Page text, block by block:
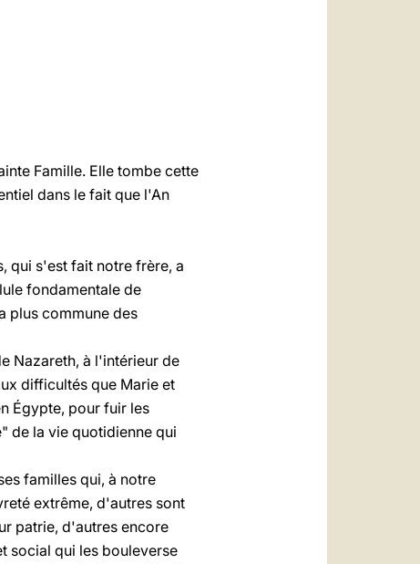
Famille. Elle tombe cette
dans le fait que l'An
qui s'est fait notre frère, a
fondamentale de
plus commune des
Nazareth, à l'intérieur de
difficultés que Marie et
Égypte, pour fuir les
de la vie quotidienne qui
familles qui, à notre
extrême, d'autres sont
patrie, d'autres encore
social qui les bouleverse